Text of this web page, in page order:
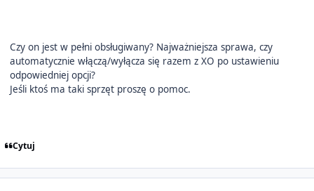
Czy on jest w pełni obsługiwany? Najważniejsza sprawa, czy
automatycznie włączą/wyłącza się razem z XO po ustawieniu
odpowiedniej opcji?
Jeśli ktoś ma taki sprzęt proszę o pomoc.
Cytuj